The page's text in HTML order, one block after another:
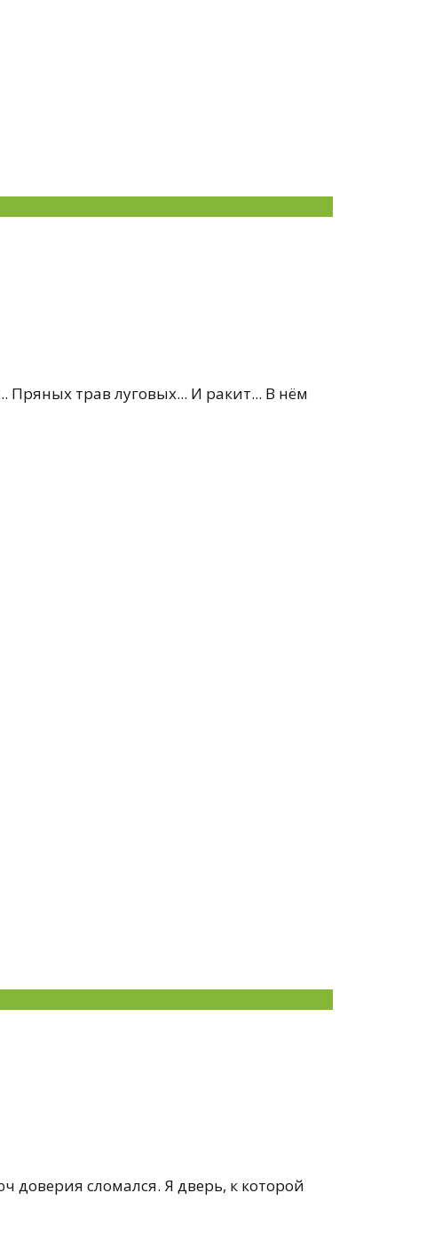
Пряных трав луговых... И ракит... В нём
доверия сломался. Я дверь, к которой